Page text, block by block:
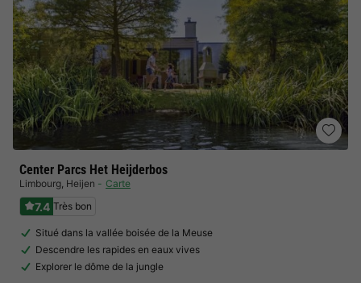
Center Parcs Het Heijderbos
Limbourg, Heijen Carte
7.4 Très bon
Situé dans la vallée boisée de la Meuse
Descendre les rapides en eaux vives
Explorer le dôme de la jungle